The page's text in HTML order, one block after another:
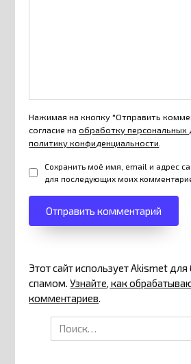
Нажимая на кнопку "Отправить
согласие наобработку персональных
политику конфиденциальности.
Сохранить моё имя, email и адрес
для последующих моих
Этот сайт использует Akismet
спамом.Узнайте, как
комментариев.
Search
for: